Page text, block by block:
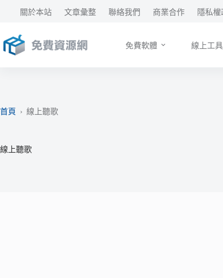
要
內
關於本站 文章彙整 聯絡我們 商業合作 隱私
免費軟體 線上工具
首頁 › 線上聽歌
線上聽歌